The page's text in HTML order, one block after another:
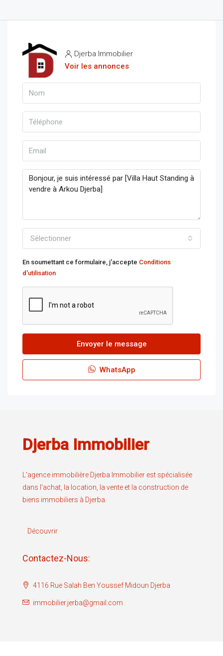
Djerba Immobilier
Voir les annonces
Sélectionner
En soumettant ce formulaire, j'accepte Conditions
d'utilisation
Envoyer le message
WhatsApp
Djerba Immobilier
L'agence immobilière Djerba Immobilier est spécialisée
dans l'achat, la location, la vente et la construction de
biens immobiliers à Djerba.
Découvrir
Contactez-Nous:
4116 Rue Salah Ben Youssef Midoun Djerba
immobilier.jerba@gmail.com